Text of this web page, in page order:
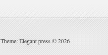
Theme: Elegant press © 2026